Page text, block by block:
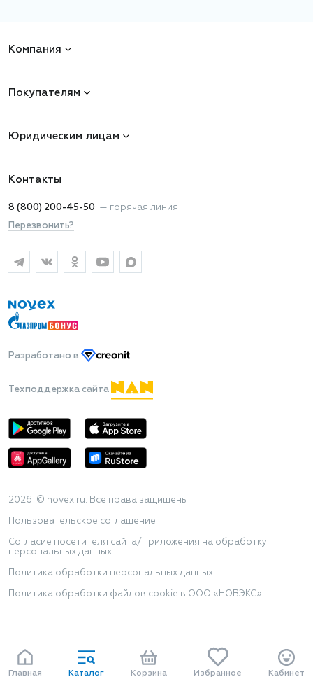
Компания
Покупателям
Юридическим лицам
Контакты
8 (800) 200-45-50 — горячая линия
Перезвонить?
Разработано в
Техподдержка сайта
2026 © novex.ru. Все права защищены
Пользовательское соглашение
Согласие посетителя сайта/Приложения на обработку
персональных данных
Политика обработки персональных данных
Политика обработки файлов cookie в ООО «НОВЭКС»
Главная Каталог Корзина Избранное Кабинет